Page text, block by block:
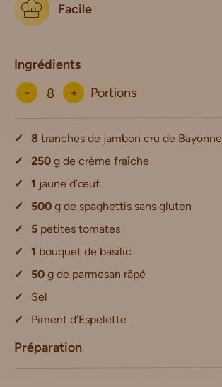
Facile
Ingrédients
-
+ Portions
8 tranches de jambon cru de Bayonne
250 g de crème fraîche
1 jaune d’œuf
500 g de spaghettis sans gluten
5 petites tomates
1 bouquet de basilic
50 g de parmesan râpé
Sel
Piment d’Espelette
Préparation